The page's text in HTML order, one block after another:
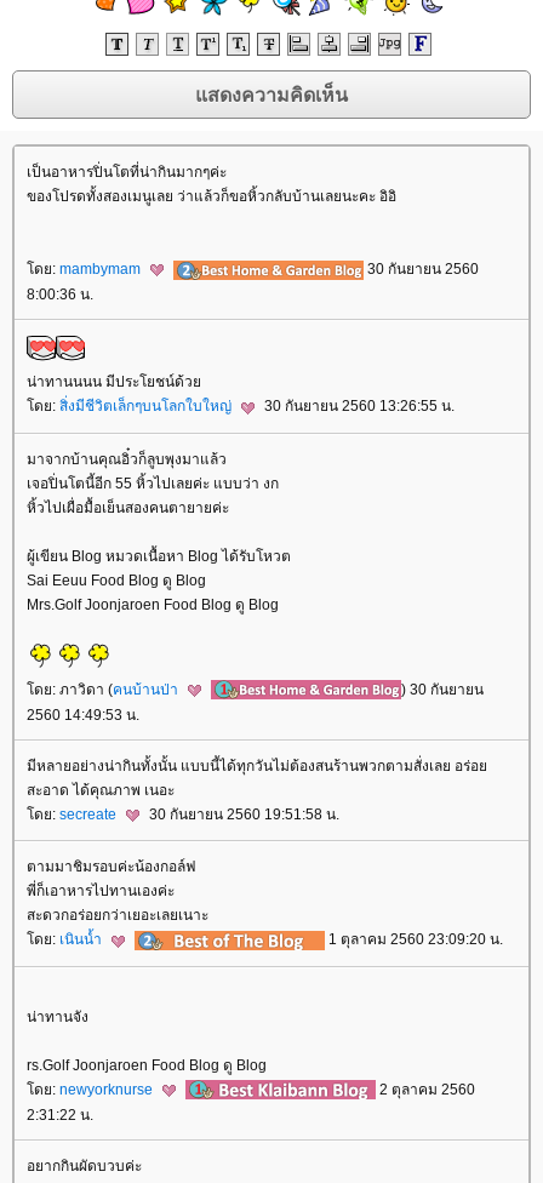
เป็นอาหารปิ่นโตที่น่ากินมากๆค่ะ
ของโปรดทั้งสองเมนูเลย ว่าแล้วก็ขอหิ้วกลับบ้านเลยนะคะ อิอิ
ดย: mambymam
30 กันยายน 2560
8:00:36 น.
น่าทานนนน มีประโยชน์ด้ว
ดย: สิ่งมีชีวิตเล็กๆบนโลกใบใหญ่ 30 กันยายน 2560 13:26:55 น.
มาจากบ้านคุณอิ๋วก็ลูบพุงมาแล้ว
เจอปิ่นโตนี้อีก 55 หิ้วไปเลยค่ะ แบบว่า งก
หิ้วไปเผื่อมื้อเย็นสองคนตายายค่ะ
ผู้เขียน Blog หมวดเนื้อหา Blog ได้รับโหวต
Sai Eeuu Food Blog ดู Blog
Mrs.Golf Joonjaroen Food Blog ดู Blog
ดย: ภาวิดา (คนบ้านป่า
) 30 กันยายน
2560 14:49:53 น.
มีหลายอย่างน่ากินทั้งนั้น แบบนี้ได้ทุกวันไม่ต้องสนร้านพวกตามสั่งเลย อร่อ
สะอาด ได้คุณภาพ เนอะ
ดย: secreate 30 กันยายน 2560 19:51:58 น.
ตามมาชิมรอบค่ะน้องกอล์ฟ
พี่ก็เอาหารไปทานเองค่ะ
สะดวกอร่อยกว่าเยอะเลยเนาะ
ดย: เนินน้ำ 1 ตุลาคม 2560 23:09:20 น.
น่าทานจัง
rs.Golf Joonjaroen Food Blog ดู Blog
ดย: newyorknurse
2 ตุลาคม 2560
2:31:22 น.
อยากกินผัดบวบค่ะ